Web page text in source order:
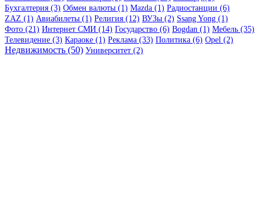
Бухгалтерия (3) Обмен валюты (1) Mazda (1) Радиостанции (6)
ZAZ (1) Авиабилеты (1) Религия (12) ВУЗы (2) Ssang Yong (1)
Фото (21) Интернет СМИ (14) Государство (6) Bogdan (1) Мебель (35)
Телевидение (3) Караоке (1) Реклама (33) Политика (6) Opel (2)
Недвижимость (50) Университет (2)